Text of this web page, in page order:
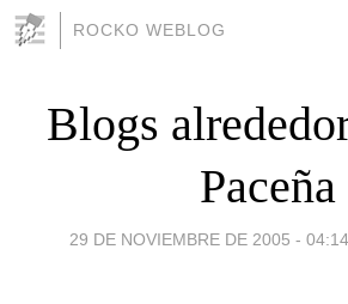
ROCKO WEBLOG
Blogs
Paceña
29 DE NOVIEMBRE DE 2005 - 04:14